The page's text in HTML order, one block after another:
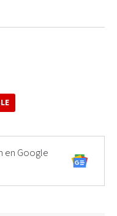
en Google